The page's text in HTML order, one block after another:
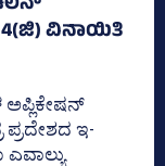
ವಿನಾಯಿತಿ
ಅಪ್ಲಿಕೇಷನ್‌
ಇ-